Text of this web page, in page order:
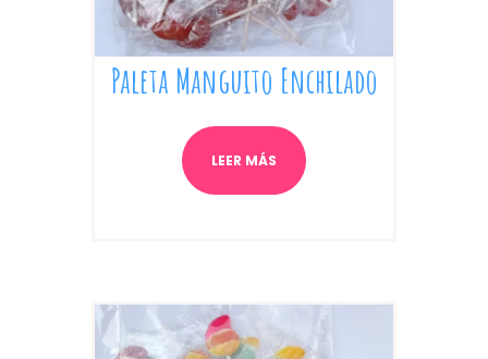
Paleta Manguito Enchilado
LEER MÁS